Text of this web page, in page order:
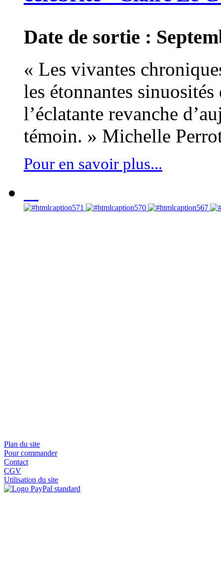
Date de sortie :
« Les vivantes
les étonnantes
l’éclatante revanche
témoin. » Michelle
Pour en savoir plus...
Plan du site
Pour commander
Contact
CGV
Utilisation du site